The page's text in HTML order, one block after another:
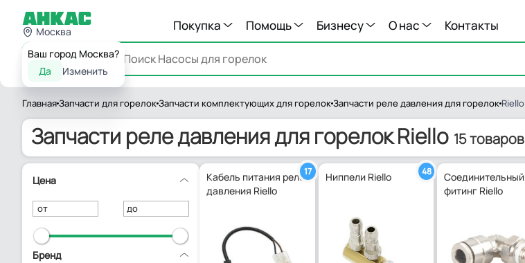
Москва
Ваш город Москва?
Да
Изменить
Покупка Помощь Бизнесу О нас Контакты
Каталог
ГлавнаяЗапчасти для горелокЗапчасти комплектующих для горелокЗапчасти реле давления для горелок Riello
Запчасти реле давления для горелок Riello 15 товаров
Цена
от до
Бренд
Кабель питания реле
давления Riello
17 Ниппели Riello 48
Соединительный
фитинг Riello